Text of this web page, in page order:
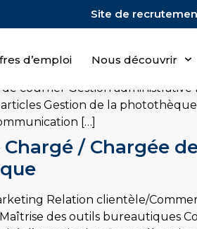
Site de
d’emploi Nous découvrir
Assistante métier
de projet Organisation
courrier Gestion
articles Gestion de la
[…]
Chargé / Chargée
Relation clientèle/
des outils bureautiques